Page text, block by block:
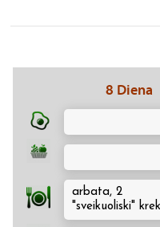
8 Diena
arbata, 2
"sveikuoliski"